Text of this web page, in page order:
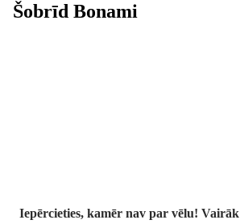
Šobrīd Bonami
Iepērcieties, kamēr nav par vēlu!